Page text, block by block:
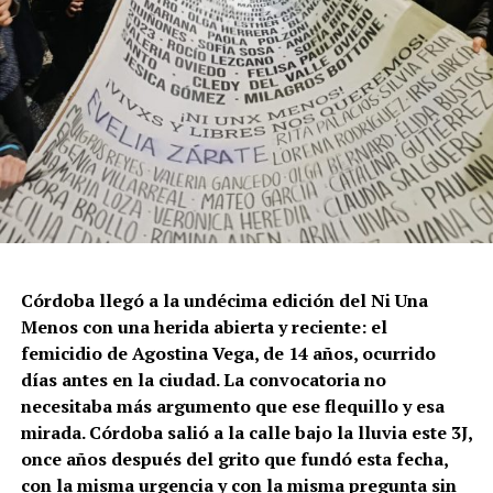
Córdoba llegó a la undécima edición del Ni Una
Menos con una herida abierta y reciente: el
femicidio de Agostina Vega, de 14 años, ocurrido
días antes en la ciudad. La convocatoria no
necesitaba más argumento que ese flequillo y esa
mirada. Córdoba salió a la calle bajo la lluvia este 3J,
once años después del grito que fundó esta fecha,
con la misma urgencia y con la misma pregunta sin